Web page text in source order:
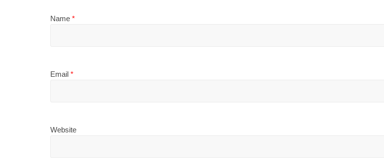
Name *
Email *
Website